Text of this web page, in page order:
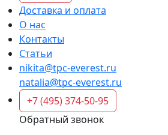
Доставка и оплата
О нас
Контакты
Статьи
nikita@tpc-everest.ru
natalia@tpc-everest.ru
+7 (495) 374-50-95
Обратный звонок